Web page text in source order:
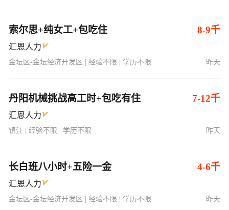
索尔思+纯女工+包吃住 8-9千
汇恩人力
金坛区-金坛经济开发区 | 经验不限 | 学历不限 昨天
丹阳机械挑战高工时+包吃有住 7-12千
汇恩人力
镇江 | 经验不限 | 学历不限 昨天
长白班八小时+五险一金 4-6千
汇恩人力
金坛区-金坛经济开发区 | 经验不限 | 学历不限 昨天